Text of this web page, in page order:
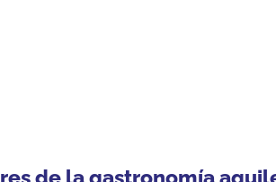
de la gastronomía